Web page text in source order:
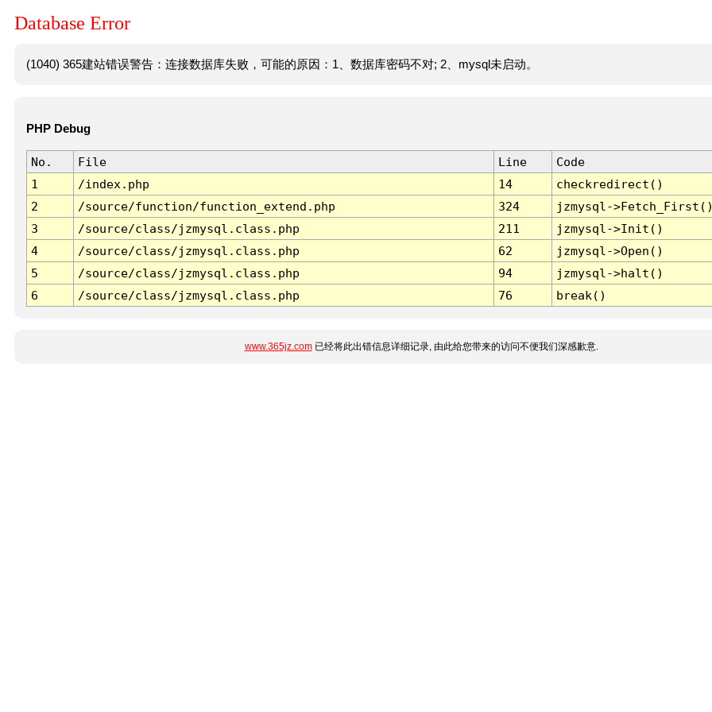
Database Error
(1040) 365建站错误警告：连接数据库失败，可能的原因：1、数据库密码不对; 2、mysql未启动。
PHP Debug
No. File Line
Code
1
/index.php 14
checkredirect()
2
/source/function/function_extend.php 324
jzmysql-
3
/source/class/jzmysql.class.php 211
jzmysql->Init()
4
/source/class/jzmysql.class.php 62
jzmysql->Open()
5
/source/class/jzmysql.class.php 94
jzmysql->halt()
6
/source/class/jzmysql.class.php 76 break()
www.365jz.com已经将此出错信息详细记录, 由此给您带来的访问不便我们深感歉意.